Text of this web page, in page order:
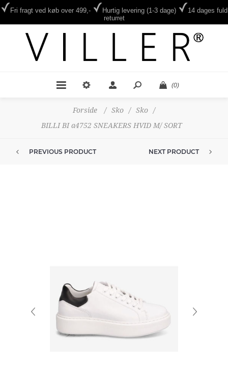
Fri fragt ved køb over 499,- Hurtig levering (1-3 dage)
14 dages fuld
returret
(0)
Forside / Sko / Sko
/
BILLI BI a4752 SNEAKERS HVID M/ SORT
PREVIOUS PRODUCT NEXT PRODUCT